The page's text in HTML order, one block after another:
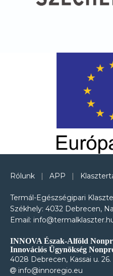
Rólunk | APP |
Termál-Egészségipari
Székhely: 4032 Debrecen,
Email:
INNOVA Észak-Alföld
Innovációs Ügynökség
4028 Debrecen, Kassai u. 26.
info@innoregio.eu